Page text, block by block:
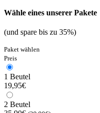
Wähle eines unserer Pakete
(und spare bis zu 35%)
Paket wählen
Preis
1 Beutel
19,95€
2 Beutel